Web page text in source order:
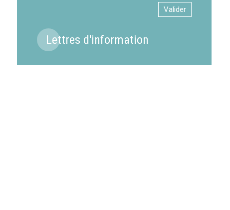
Lettres d'information